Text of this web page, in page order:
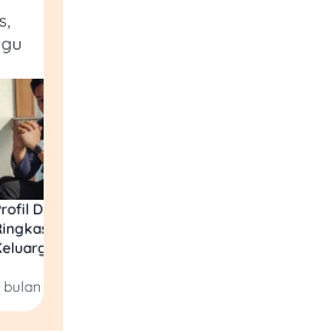
Darma Mangkuluhur:
Latar Belakang
dan Bisnisnya
bulan yang lalu